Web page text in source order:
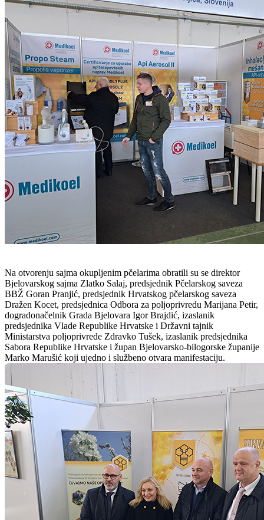
Na otvorenju sajma okupljenim pčelarima obratili su se direktor
Bjelovarskog sajma Zlatko Salaj, predsjednik Pčelarskog saveza
BBŽ Goran Pranjić, predsjednik Hrvatskog pčelarskog saveza
Dražen Kocet, predsjednica Odbora za poljoprivredu Marijana Petir,
dogradonačelnik Grada Bjelovara Igor Brajdić, izaslanik
predsjednika Vlade Republike Hrvatske i Državni tajnik
Ministarstva poljoprivrede Zdravko Tušek, izaslanik predsjednika
Sabora Republike Hrvatske i župan Bjelovarsko-bilogorske županije
Marko Marušić koji ujedno i službeno otvara manifestaciju.